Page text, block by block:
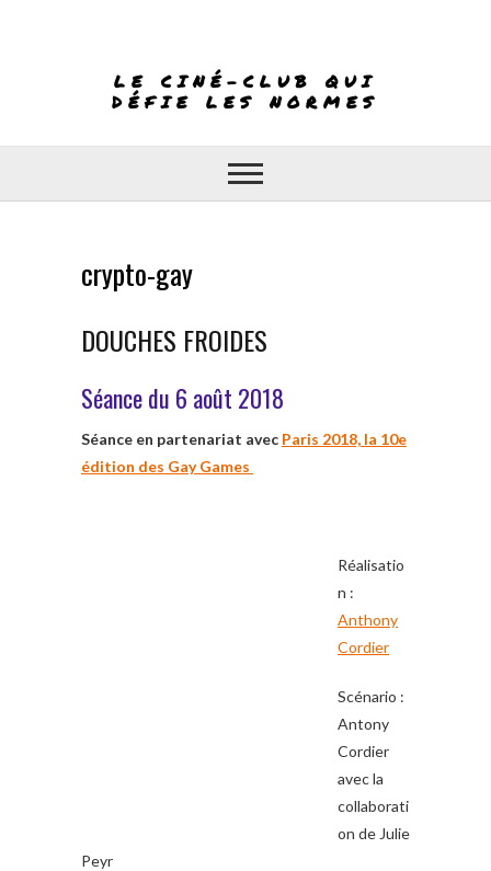
LE CINÉ-CLUB QUI
DÉFIE LES NORMES
crypto-gay
DOUCHES FROIDES
Séance du 6 août 2018
Séance en partenariat avec Paris 2018, la 10e
édition des Gay Games
Réalisatio
n :
Anthony
Cordier
Scénario :
Antony
Cordier
avec la
collaborati
on de Julie
Peyr